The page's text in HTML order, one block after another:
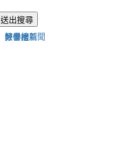
送出搜尋
榮譽榜
教學組新聞
好書推薦